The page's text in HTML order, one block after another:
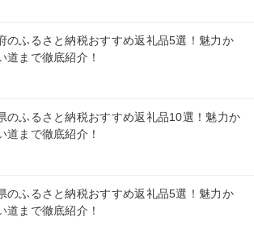
のふるさと納税おすすめ返礼品5選！魅力か
道まで徹底紹介！
のふるさと納税おすすめ返礼品10選！魅力か
道まで徹底紹介！
のふるさと納税おすすめ返礼品5選！魅力か
道まで徹底紹介！